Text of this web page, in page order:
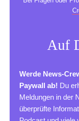
Auf
Werde News-
Paywall ab! Du
Meldungen in der
überprüfte